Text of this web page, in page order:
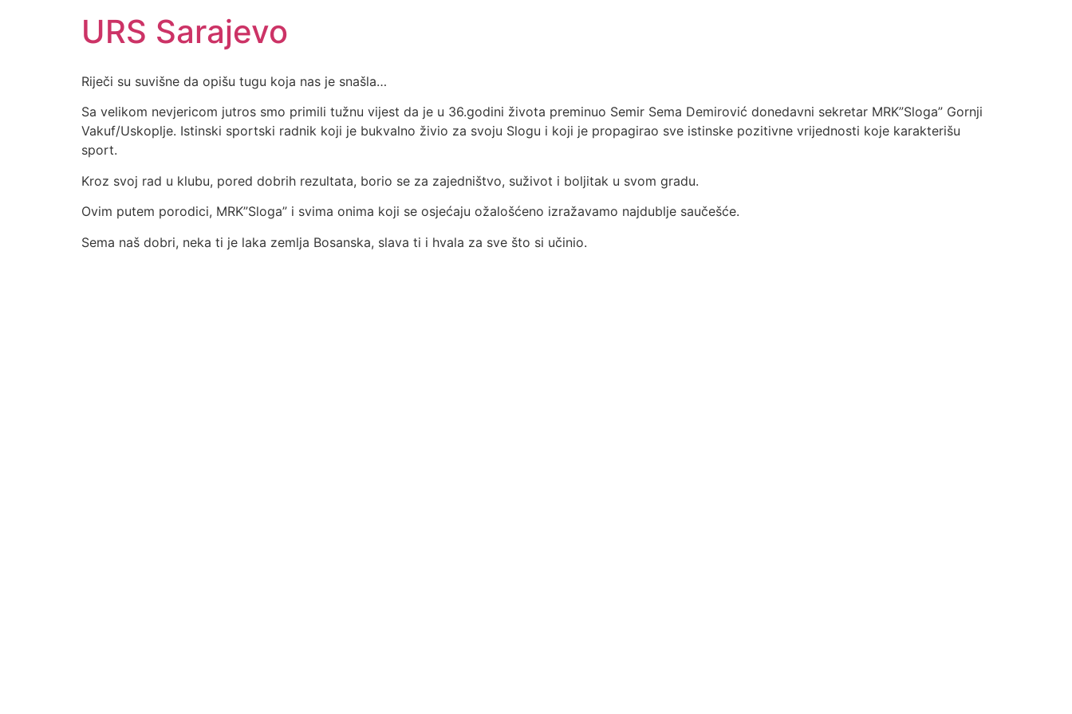
URS Sarajevo
Riječi su suvišne da opišu tugu koja nas je snašla…
Sa velikom nevjericom jutros smo primili tužnu vijest da je u 36.godini života preminuo Semir Sema Demirović donedavni sekretar MRK”Sloga” Gornji
Vakuf/Uskoplje. Istinski sportski radnik koji je bukvalno živio za svoju Slogu i koji je propagirao sve istinske pozitivne vrijednosti koje karakterišu
sport.
Kroz svoj rad u klubu, pored dobrih rezultata, borio se za zajedništvo, suživot i boljitak u svom gradu.
Ovim putem porodici, MRK”Sloga” i svima onima koji se osjećaju ožalošćeno izražavamo najdublje saučešće.
Sema naš dobri, neka ti je laka zemlja Bosanska, slava ti i hvala za sve što si učinio.